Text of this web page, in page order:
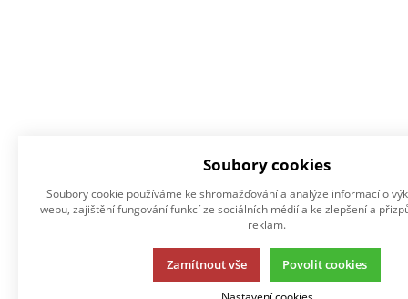
Soubory cookies
Soubory cookie používáme ke shromažďování a analýze informací o
webu, zajištění fungování funkcí ze sociálních médií a ke zlepšení a
reklam.
Zamítnout vše Povolit cookies